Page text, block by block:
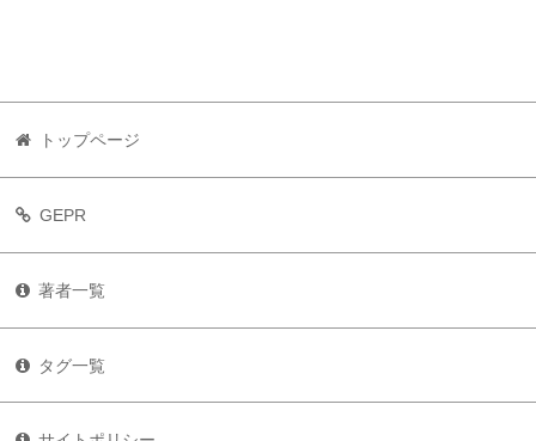
トップページ
GEPR
著者一覧
タグ一覧